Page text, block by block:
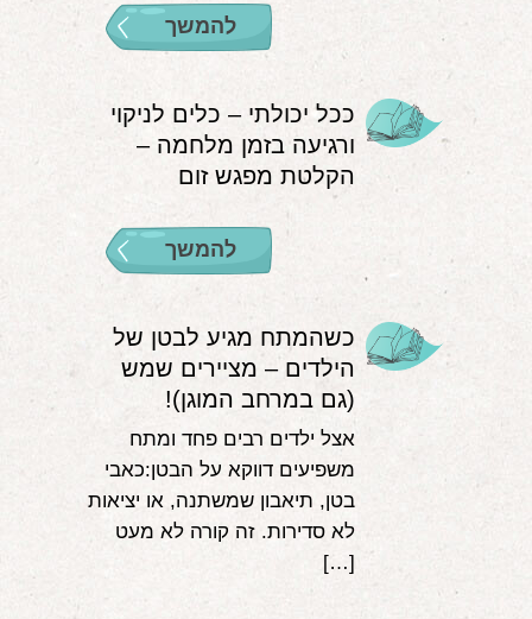
להמשך
ככל יכולתי – כלים לניקוי
ורגיעה בזמן מלחמה –
הקלטת מפגש זום
להמשך
כשהמתח מגיע לבטן של
הילדים – מציירים שמש
(גם במרחב המוגן)!
אצל ילדים רבים פחד ומתח
משפיעים דווקא על הבטן:כאבי
בטן, תיאבון שמשתנה, או יציאות
לא סדירות. זה קורה לא מעט
[…]